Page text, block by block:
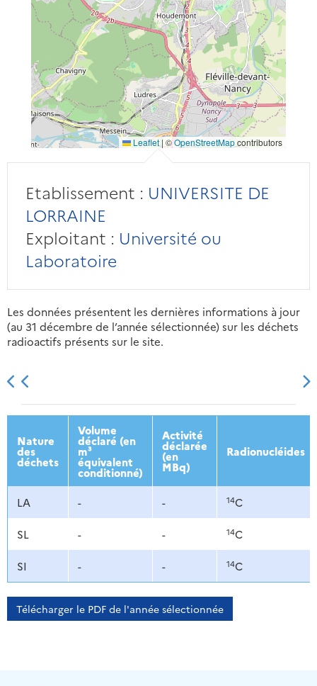
Leaflet | ©OpenStreetMapcontributors
Etablissement : UNIVERSITE DE
LORRAINE
Exploitant : Université ou
Laboratoire
Les données présentent les dernières informations à jour
(au 31 décembre de l’année sélectionnée) sur les déchets
radioactifs présents sur le site.
2013 2014 2015 2016
Nature
des
déchets
Volume
déclaré (en
m³
équivalent
conditionné)
Activité
déclarée
(en
MBq)
Radionucléides
LA - - 14C
SL - - 14C
SI - - 14C
Télécharger le PDF de l'année sélectionnée